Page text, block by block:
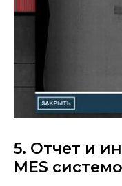
5. Отчет и
MES